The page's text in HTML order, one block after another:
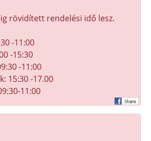
rövidített rendelési idő lesz.
-11:00
-15:30
-11:00
15:30 -17.00
11:00